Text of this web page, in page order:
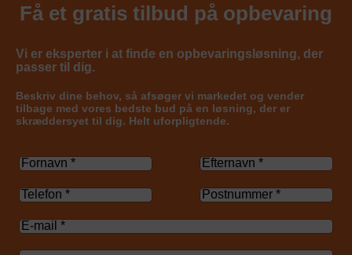
Få et gratis tilbud på opbevaring
Vi er eksperter i at finde en opbevaringsløsning, der
passer til dig.
Beskriv dine behov, så afsøger vi markedet og vender
tilbage med vores bedste bud på en løsning, der er
skræddersyet til dig. Helt uforpligtende.